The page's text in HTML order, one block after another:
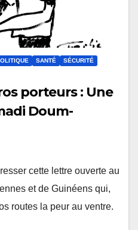
SANTÉ
SÉCURITÉ
porteurs : Une
Doum-
cette lettre ouverte au
et de Guinéens qui,
routes la peur au ventre.